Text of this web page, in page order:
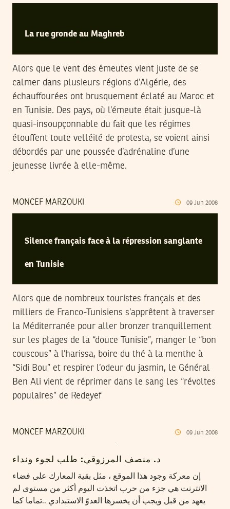
La rue gronde au Maghreb
Alors que le vent des émeutes vient juste de se
calmer dans plusieurs régions d’Algérie, des
échauffourées ont brusquement éclaté au Maroc et
en Tunisie. Des pays, où l’émeute était jusque-là
quasi-insoupçonnable du fait que les régimes
étouffent toute velléité de protesta, se voient ainsi
débordés par une poussée d’adrénaline d’une
jeunesse livrée à elle-même.
MONCEF MARZOUKI 09 Jun 2008
Silence français face à la répression sanglante
en Tunisie
Alors que de nombreux touristes français et des
milliers de Franco-Tunisiens s’apprêtent à traverser
la Méditerranée pour aller bronzer tranquillement
sur les plages de la “douce Tunisie”, manger le “bon
couscous” à l’harissa, boire du thé à la menthe à
“Sidi Bou” et respirer l’odeur du jasmin, le Général
Ben Ali vient de réprimer dans le sang les “révoltes
populaires” de Redeyef
MONCEF MARZOUKI 09 Jun 2008
د. منصف المرزوقي: طلب لجوء ونداء
إن معركة وجود هذا الموقع ، مثل بقية المعارك على فضاء
الانترنت هي جزء من حرب اتخذت اليوم أكثر من مستوى لم
يعهد من قبل ويجب أن يخسرها العدوّ الاستبدادي ..تماما كما